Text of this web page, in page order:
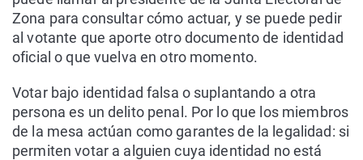
Zona para consultar cómo actuar, y se puede pedir
al votante que aporte otro documento de identidad
oficial o que vuelva en otro momento.
Votar bajo identidad falsa o suplantando a otra
persona es un delito penal. Por lo que los miembros
de la mesa actúan como garantes de la legalidad: si
permiten votar a alguien cuya identidad no está